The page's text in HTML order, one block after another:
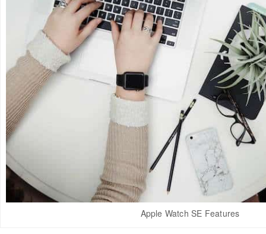
Apple Watch SE Features